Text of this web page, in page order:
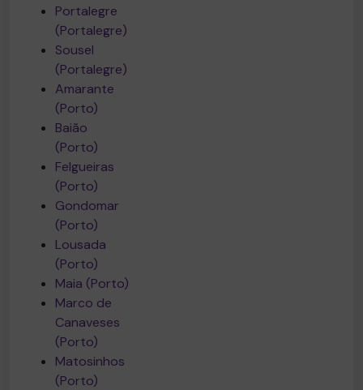
Portalegre
(Portalegre)
Sousel
(Portalegre)
Amarante
(Porto)
Baião
(Porto)
Felgueiras
(Porto)
Gondomar
(Porto)
Lousada
(Porto)
Maia (Porto)
Marco de
Canaveses
(Porto)
Matosinhos
(Porto)